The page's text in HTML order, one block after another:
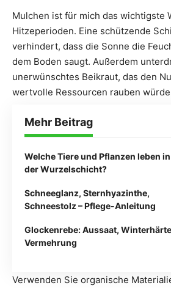
Mulchen ist für mich das wichtigste
Hitzeperioden. Eine schützende
verhindert, dass die Sonne die
dem Boden saugt. Außerdem
unerwünschtes Beikraut, das den
wertvolle Ressourcen rauben
Mehr Beitrag
Welche Tiere und Pflanzen leben in
der Wurzelschicht?
Schneeglanz, Sternhyazinthe,
Schneestolz – Pflege-Anleitung
Glockenrebe: Aussaat,
Vermehrung
Verwenden Sie organische